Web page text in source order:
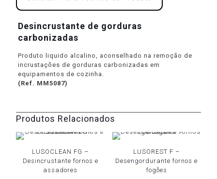
Desincrustante de gorduras
carbonizadas
Produto liquido alcalino, aconselhado na remoção de
incrustações de gorduras carbonizadas em
equipamentos de cozinha.
(Ref. MM5087)
Produtos Relacionados
LUSOCLEAN FG –
Desincrustante fornos e
assadores
LUSOREST F –
Desengordurante fornos e
fogões